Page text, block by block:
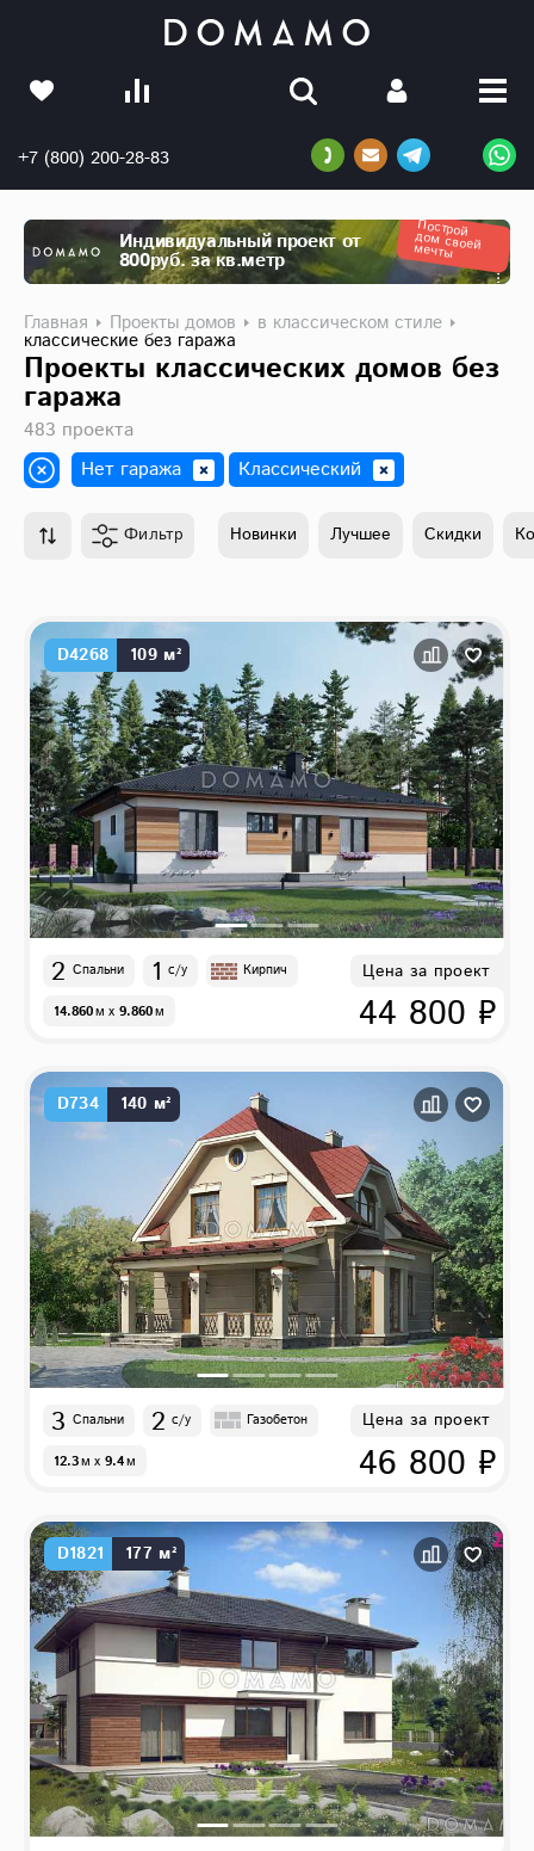
+7 (800) 200-28-83
Индивидуальный проект от
800руб. за кв.метр
Построй
дом своей
мечты
Главная Проекты домов в классическом стиле
классические без гаража
Проекты классических домов без
гаража
483 проекта
Нет гаража
Классический
Фильтр Новинки Лучшее Скидки
D4268 109 м²
2 Спальни 1 с/у Кирпич
14.860м x 9.860м
Цена за проект
44 800 ₽
D734 140 м²
3 Спальни 2 с/у Газобетон
12.3м x 9.4м
Цена за проект
46 800 ₽
D1821 177 м²